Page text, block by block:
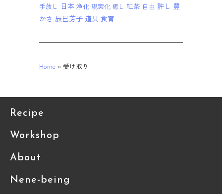
手放し 日本 浄化 現実化 癒し 紅茶 自由 許し 豊
かさ 辰巳芳子 道具 食育
Home » 受け取り
Recipe
Workshop
About
Nene-being